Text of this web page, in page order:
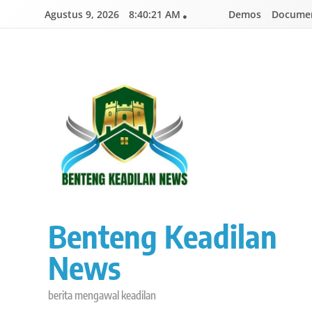
Agustus 9, 2026 8:40:22 AM Demos
Benteng Keadilan
News
berita mengawal keadilan